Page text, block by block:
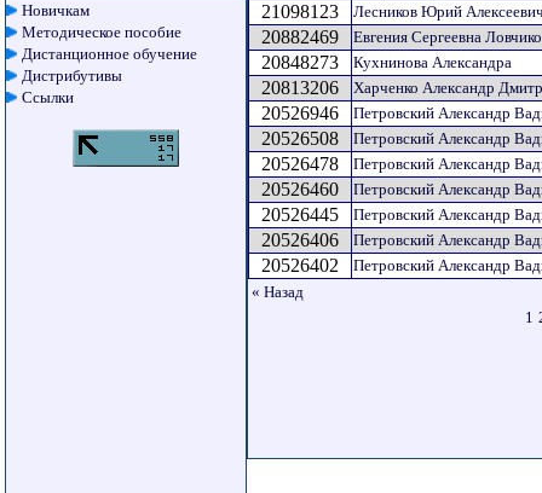
Новичкам
Методическое пособие
Дистанционное обучение
Дистрибутивы
Ссылки
21098123 Лесников Юрий
20882469 Евгения Сергеевна
20848273 Кухнинова Александра
20813206 Харченко Александр
20526946 Петровский Александр
20526508 Петровский Александр
20526478 Петровский Александр
20526460 Петровский Александр
20526445 Петровский Александр
20526406 Петровский Александр
20526402
Петровский Александр
« Назад
1